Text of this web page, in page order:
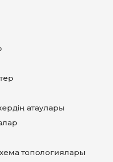
атаулары
топологиялары